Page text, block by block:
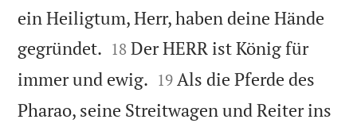
ein Heiligtum, Herr, haben deine Hände
gegründet. 

18 Der HERR ist König für
immer und ewig. 

19 Als die Pferde des
Pharao, seine Streitwagen und Reiter ins